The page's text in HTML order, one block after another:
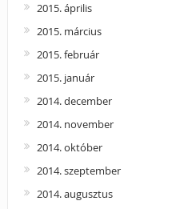
2015. április
2015. március
2015. február
2015. január
2014. december
2014. november
2014. október
2014. szeptember
2014. augusztus